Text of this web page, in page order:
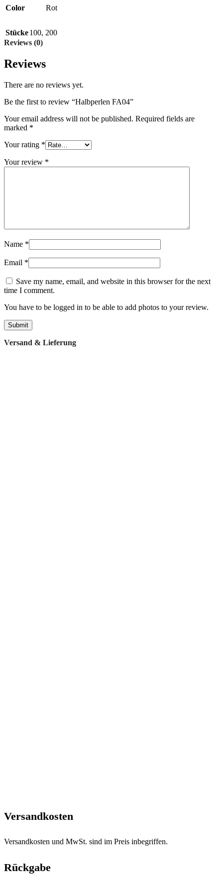
Color Rot
Stücke100, 200
Reviews (0)
Reviews
There are no reviews yet.
Be the first to review “Halbperlen FA04”
Your email address will not be published. Required fields are
marked *
Your rating *
Your review *
Name *
Email *
Save my name, email, and website in this browser for the next
time I comment.
You have to be logged in to be able to add photos to your review.
Versand & Lieferung
Versandkosten
Versandkosten und MwSt. sind im Preis inbegriffen.
Rückgabe